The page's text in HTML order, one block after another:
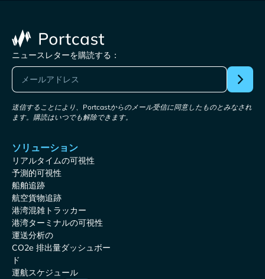
ニュースレターを購読する：
送信することにより、Portcastからのメール受信に同意したものとみなされ
ます。購読はいつでも解除できます。
ソリューション
リアルタイムの可視性
予測的可視性
船舶追跡
航空貨物追跡
港湾混雑トラッカー
港湾ターミナルの可視性
運送分析の
CO2e 排出量ダッシュボー
ド
運航スケジュール